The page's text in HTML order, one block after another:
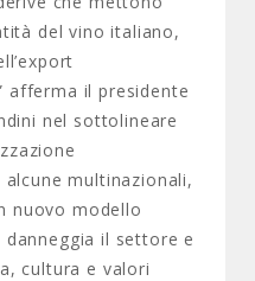
del vino italiano,
afferma il presidente
nel sottolineare
multinazionali,
nuovo modello
il settore e
cultura e valori